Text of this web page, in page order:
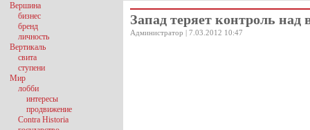
Запад теряет контроль
Администратор | 7.03.2012 10:47
Вершина
бизнес
бренд
личность
Вертикаль
свита
ступени
Мир
лобби
интересы
продвижение
Contra Historia